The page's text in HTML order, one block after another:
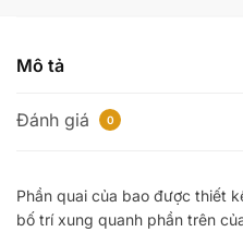
Mô tả
Đánh giá 0
Phần quai của bao được thiết
bố trí xung quanh phần trên